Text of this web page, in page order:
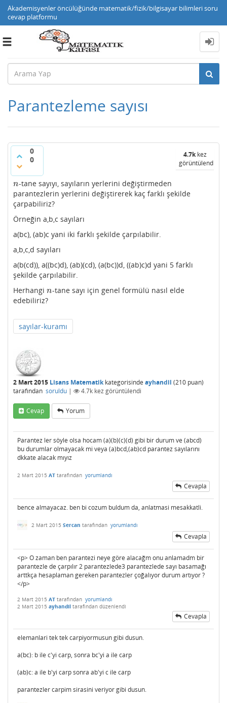
Akademisyenler öncülüğünde matematik/fizik/bilgisayar bilimleri soru
cevap platformu
Toggle
Parantezleme sayısı
0
0
4.7kkez
görüntülendi
n
n-tane sayıyı, sayıların yerlerini değiştirmeden
parantezlerin yerlerini değiştirerek kaç farklı şekilde
çarpabiliriz?
Örneğin a,b,c sayıları
a(bc), (ab)c yani iki farklı şekilde çarpılabilir.
a,b,c,d sayıları
a(b(cd)), a((bc)d), (ab)(cd), (a(bc))d, ((ab)c)d yani 5 farklı
şekilde çarpılabilir.
Herhangi n
n-tane sayı için genel formülü nasıl elde
edebiliriz?
sayılar-kuramı
2 Mart 2015 Lisans Matematikkategorisinde ayhandil (210 puan)
tarafından soruldu | 4.7k kez görüntülendi
Cevap Yorum
Parantez ler söyle olsa hocam (a)(b)(c)(d) gibi bir durum ve (abcd)
bu durumlar olmayacak mi veya (a)bcd,(ab)cd parantez sayılarını
dkkate alacak mıyız
2 Mart 2015 AT tarafından yorumlandı
Cevapla
bence almayacaz. ben bi cozum buldum da, anlatmasi mesakkatli.
2 Mart 2015 Sercan tarafından yorumlandı
Cevapla
<p> O zaman ben parantezi neye göre alacağm onu anlamadm bir
parantezle de çarpılır 2 parantezlede3 parantezlede sayı basamağı
arttkça hesaplaman gereken parantezler çoğalıyor durum artıyor ?
</p>
2 Mart 2015 AT tarafından yorumlandı
2 Mart 2015 ayhandil tarafından düzenlendi
Cevapla
elemanlari tek tek carpiyormusun gibi dusun.
a(bc): b ile c'yi carp, sonra bc'yi a ile carp
(ab)c: a ile b'yi carp sonra ab'yi c ile carp
parantezler carpim sirasini veriyor gibi dusun.